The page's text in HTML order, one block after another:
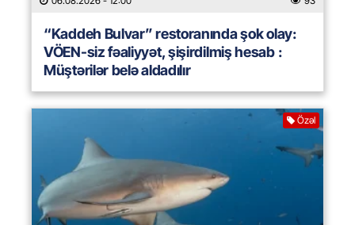
“Kaddeh Bulvar” restoranında şok olay:
VÖEN-siz fəaliyyət, şişirdilmiş hesab :
Müştərilər belə aldadılır
Özəl